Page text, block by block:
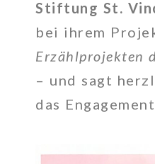
Stiftung St.
bei ihrem
Erzählprojekten
– und sagt
das